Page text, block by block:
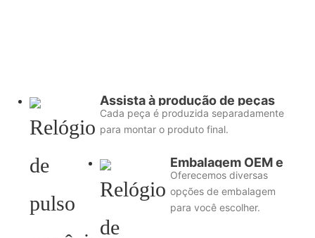
Assista à produção de peças
Cada peça é produzida separadamente
para montar o produto final.
Embalagem OEM e
ODM
Oferecemos diversas
opções de embalagem
para você escolher.